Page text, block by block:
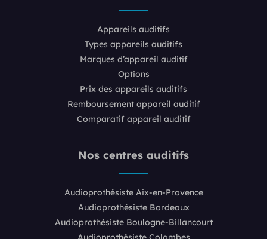
Appareils auditifs
Types appareils auditifs
Marques d’appareil auditif
Options
Prix des appareils auditifs
Remboursement appareil auditif
Comparatif appareil auditif
Nos centres auditifs
Audioprothésiste Aix-en-Provence
Audioprothésiste Bordeaux
Audioprothésiste Boulogne-Billancourt